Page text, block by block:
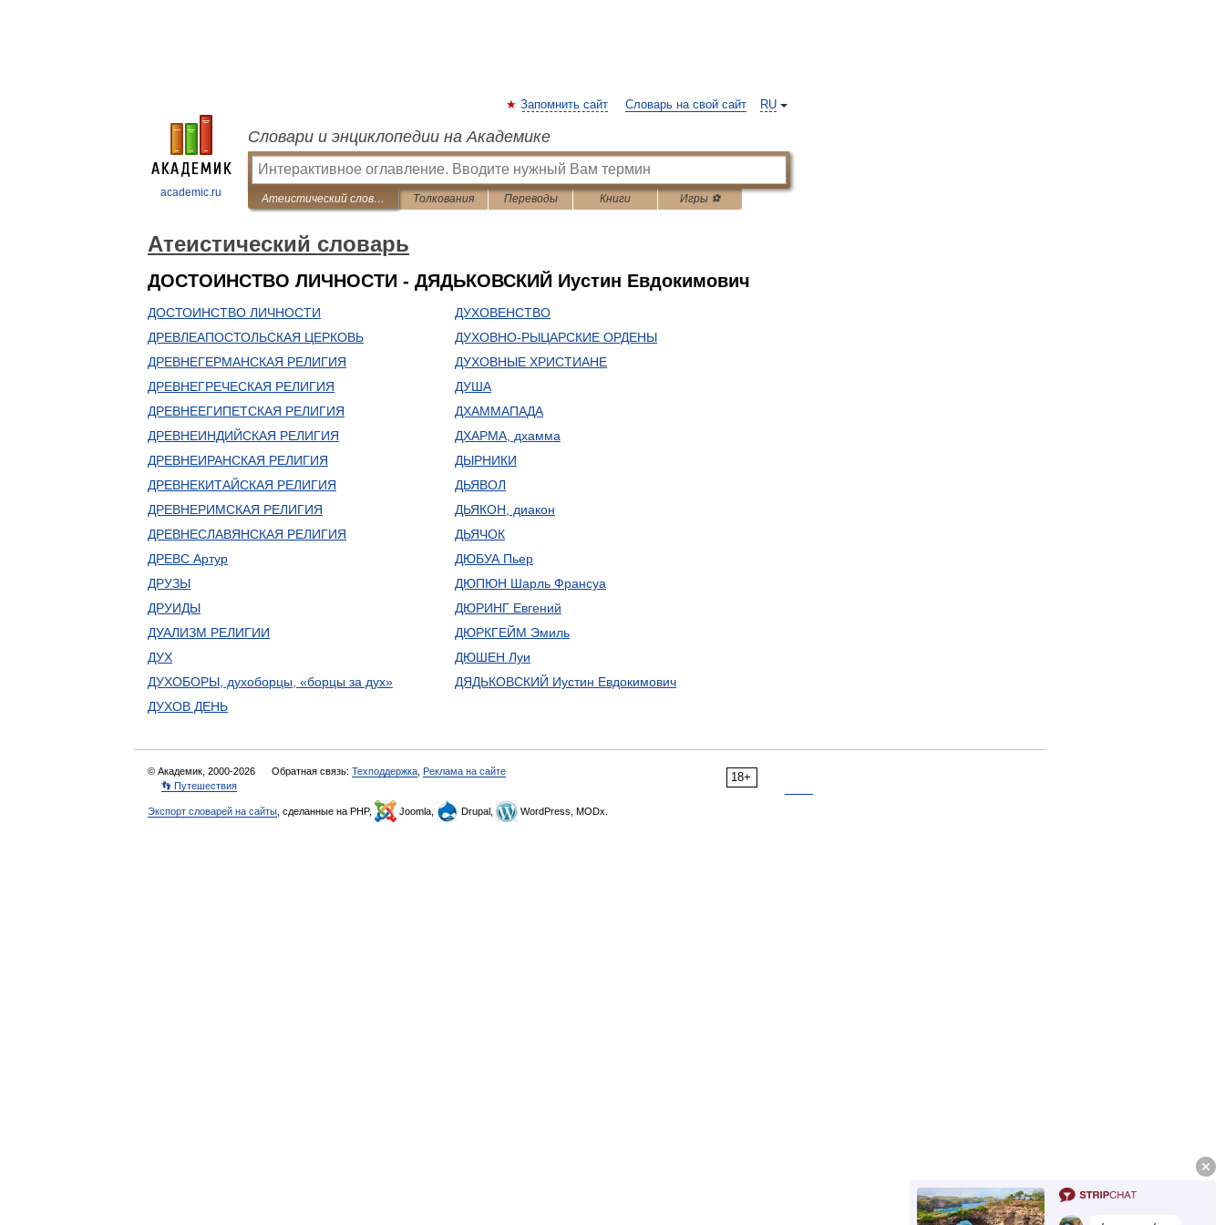
academic.ru
RU
Запомнить сайт Словарь на свой сайт
Словари и энциклопедии на Академике
Атеистический словарь Толкования Переводы Книги Игры ⚽
Атеистический словарь
ДОСТОИНСТВО ЛИЧНОСТИ - ДЯДЬКОВСКИЙ Иустин Евдокимович
ДОСТОИНСТВО ЛИЧНОСТИ
ДРЕВЛЕАПОСТОЛЬСКАЯ ЦЕРКОВЬ
ДРЕВНЕГЕРМАНСКАЯ РЕЛИГИЯ
ДРЕВНЕГРЕЧЕСКАЯ РЕЛИГИЯ
ДРЕВНЕЕГИПЕТСКАЯ РЕЛИГИЯ
ДРЕВНЕИНДИЙСКАЯ РЕЛИГИЯ
ДРЕВНЕИРАНСКАЯ РЕЛИГИЯ
ДРЕВНЕКИТАЙСКАЯ РЕЛИГИЯ
ДРЕВНЕРИМСКАЯ РЕЛИГИЯ
ДРЕВНЕСЛАВЯНСКАЯ РЕЛИГИЯ
ДРЕВС Артур
ДРУЗЫ
ДРУИДЫ
ДУАЛИЗМ РЕЛИГИИ
ДУХ
ДУХОБОРЫ, духоборцы, «борцы за дух»
ДУХОВ ДЕНЬ
ДУХОВЕНСТВО
ДУХОВНО-РЫЦАРСКИЕ ОРДЕНЫ
ДУХОВНЫЕ ХРИСТИАНЕ
ДУША
ДХАММАПАДА
ДХАРМА, дхамма
ДЫРНИКИ
ДЬЯВОЛ
ДЬЯКОН, диакон
ДЬЯЧОК
ДЮБУА Пьер
ДЮПЮН Шарль Франсуа
ДЮРИНГ Евгений
ДЮРКГЕЙМ Эмиль
ДЮШЕН Луи
ДЯДЬКОВСКИЙ Иустин Евдокимович
18+
© Академик, 2000-2026 Обратная связь: Техподдержка Реклама на сайте
👣 Путешествия
Экспорт словарей на сайты , сделанные на PHP, Joomla, Drupal, WordPress, MODx.